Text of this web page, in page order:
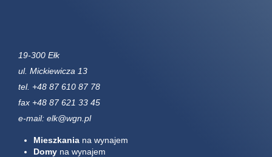
19-300 Ełk
ul. Mickiewicza 13
tel. +48 87 610 87 78
fax +48 87 621 33 45
e-mail: elk@wgn.pl
Mieszkania na wynajem
Domy na wynajem